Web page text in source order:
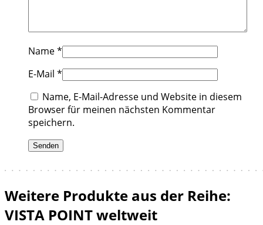
Name*
E-Mail *
Name, E-Mail-Adresse und Website in diesem
Browser für meinen nächsten Kommentar
speichern.
Weitere Produkte aus der Reihe:
VISTA POINT weltweit